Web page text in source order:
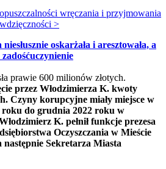
wręczania i przyjmowania
>
oskarżała i aresztowała, a
prawie 600 milionów złotych.
przez Włodzimierza K. kwoty
Czyny korupcyjne miały miejsce w
roku do grudnia 2022 roku w
K. pełnił funkcje prezesa
Oczyszczania w Mieście
następnie Sekretarza Miasta